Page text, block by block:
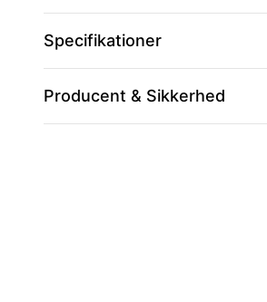
Specifikationer
Producent & Sikkerhed